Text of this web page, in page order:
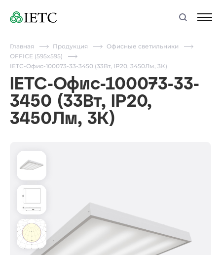
Главная Продукция
Офисные светильники
OFFICE (595x595)
IETC-Офис-100073-33-3450 (33Вт, IP20, 3450Лм, 3К)
IETC-Офис-100073-33-
3450 (33Вт, IP20,
3450Лм, 3К)